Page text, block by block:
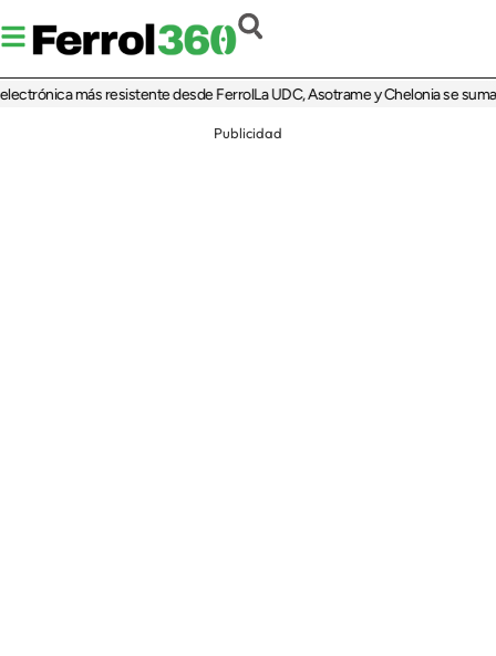
más resistente desde FerrolLa UDC, Asotrame y Chelonia se suman al
Publicidad